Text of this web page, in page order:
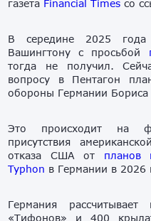
газета Financial Times со
В середине 2025
Вашингтону с просьбой
тогда не получил.
вопросу в Пентагон
обороны Германии Бориса
Это происходит на
присутствия
отказа США от планов
Typhon в Германии в 2026
Германия
«Тифонов» и 400